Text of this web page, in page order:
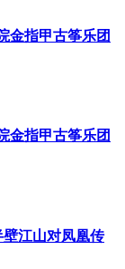
金指甲古筝乐团
金指甲古筝乐团
江山对凤凰传